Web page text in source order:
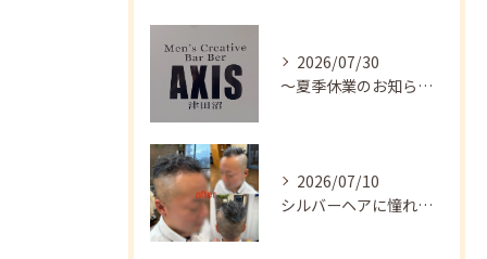
2026/07/30
〜夏季休業のお知らせ〜
2026/07/10
シルバーヘアに憧れる方へ✨